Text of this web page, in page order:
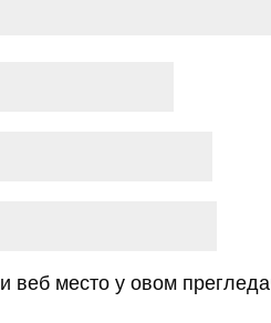
веб место у овом